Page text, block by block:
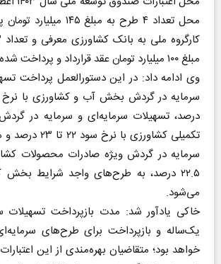
محل تعداد ۴ طرح به مبلغ
مبلغ ۱۰۰ میلیارد تومان عقد قرارداد و پرداخت شده است.
وی ادامه داد: در این دستورالعمل پرداخت
درصد، تسهیلات سرمایه‌ای و سرمایه در
تکمیلی کشاورزی با
سرمایه در گردش ویژه صادرات محصولات
۲۲.۵ درصد، به طرح‌های واجد شرایط
می‌شود.
خاکی یادآور شد: مدت بازپرداخت تسهیلات
خواهد بود؛ متقاضیان بهره‌مندی از این